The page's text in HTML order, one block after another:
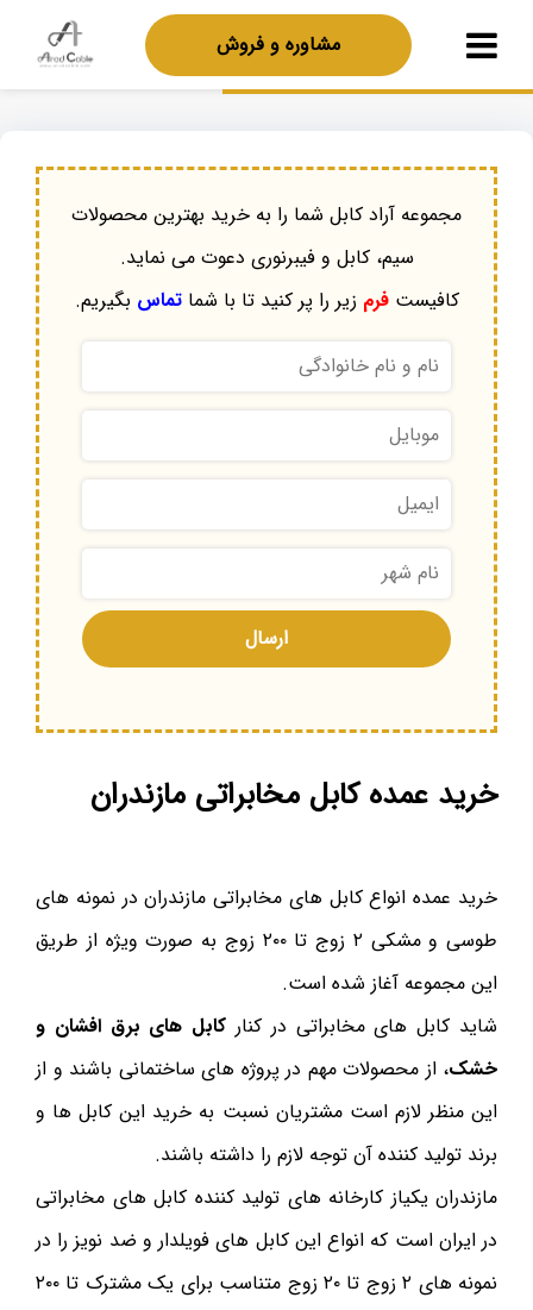
مشاوره و فروش
مجموعه آراد کابل شما را به خرید بهترین محصولات
سیم، کابل و فیبرنوری دعوت می نماید.
کافیستفرم زیر را پر کنید تا با شماتماس بگیریم.
خرید عمده کابل مخابراتی مازندران
خرید عمده انواع کابل های مخابراتی مازندران در نمونه های
طوسی و مشکی ۲ زوج تا ۲۰۰ زوج به صورت ویژه از طریق
این مجموعه آغاز شده است.
شاید کابل های مخابراتی در کنار کابل های برق افشان و
خشک، از محصولات مهم در پروژه های ساختمانی باشند و از
این منظر لازم است مشتریان نسبت به خرید این کابل ها و
برند تولید کننده آن توجه لازم را داشته باشند.
مازندران یکیاز کارخانه های تولید کننده کابل های مخابراتی
در ایران است که انواع این کابل های فویلدار و ضد نویز را در
نمونه های ۲ زوج تا ۲۰ زوج متناسب برای یک مشترک تا ۲۰۰